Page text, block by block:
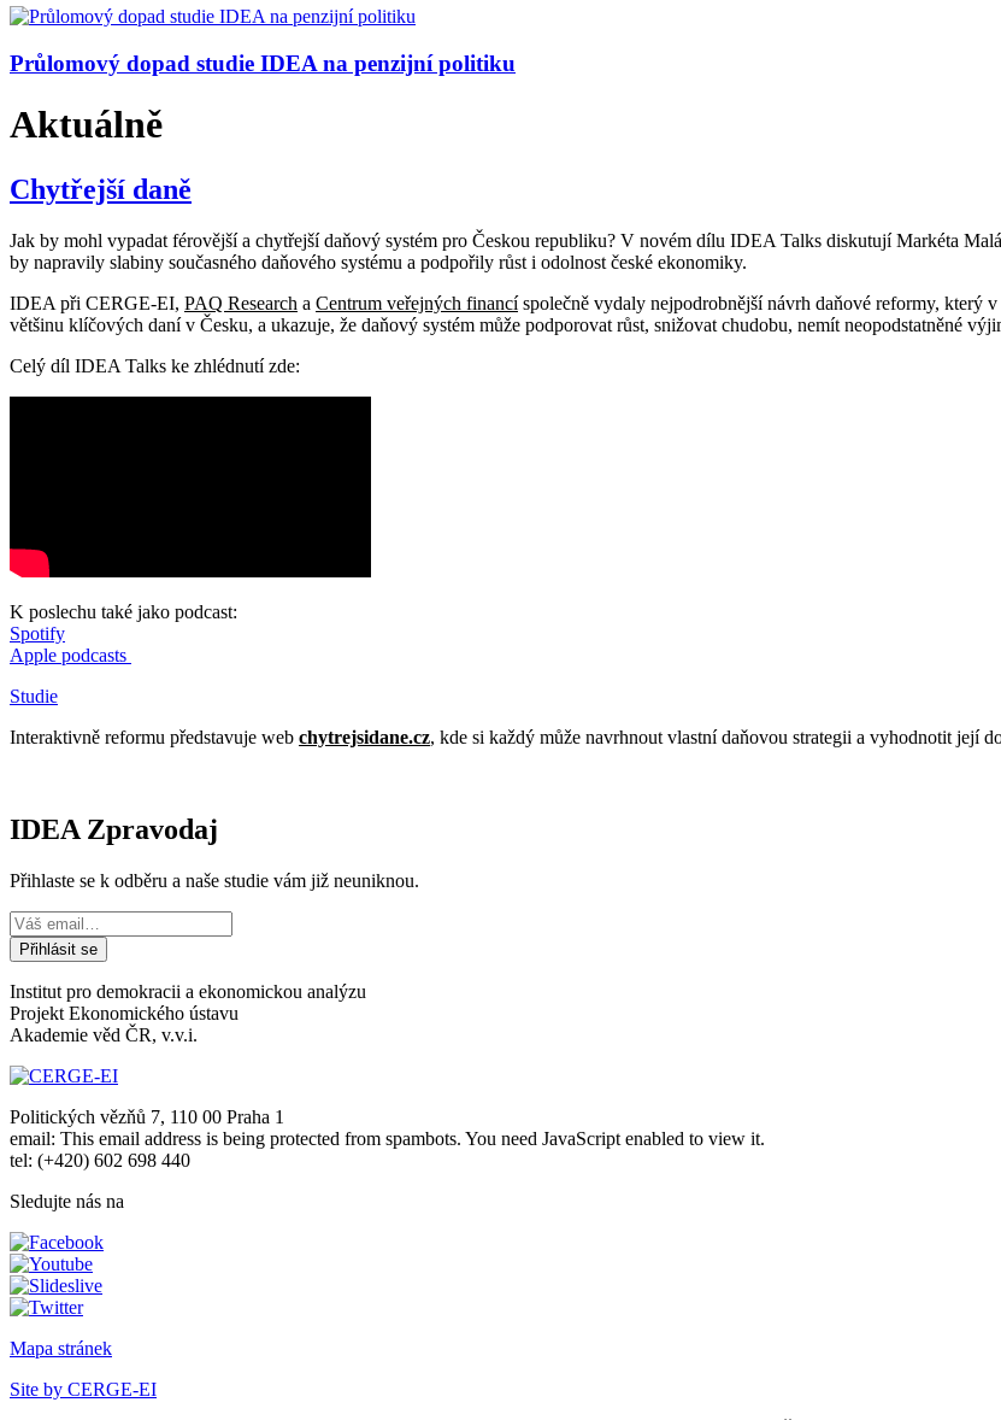
Průlomový dopad studie IDEA na penzijní politiku
Aktuálně
Chytřejší daně
Jak by mohl vypadat férovější a chytřejší daňový systém pro Českou republiku? V novém dílu IDEA Talks diskutují Markéta
by napravily slabiny současného daňového systému a podpořily růst i odolnost české ekonomiky.
IDEA při CERGE-EI, PAQ Research a Centrum veřejných financíspolečně vydaly nejpodrobnější návrh daňové reformy, který
většinu klíčových daní v Česku, a ukazuje, že daňový systém může podporovat růst, snižovat chudobu, nemít neopodstatněné
Celý díl IDEA Talks ke zhlédnutí zde:
K poslechu také jako podcast:
Spotify
Apple podcasts
Studie
Interaktivně reformu představuje web chytrejsidane.cz, kde si každý může navrhnout vlastní daňovou strategii a vyhodnotit její
IDEA Zpravodaj
Přihlaste se k odběru a naše studie vám již neuniknou.
Institut pro demokracii a ekonomickou analýzu
Projekt Ekonomického ústavu
Akademie věd ČR, v.v.i.
Politických vězňů 7, 110 00 Praha 1
email: This email address is being protected from spambots. You need JavaScript enabled to view it.
tel: (+420) 602 698 440
Sledujte nás na
Mapa stránek
Site by CERGE-EI